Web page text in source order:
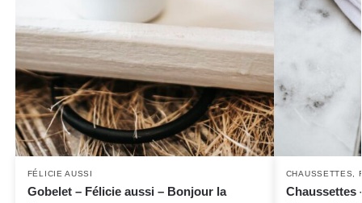
FÉLICIE AUSSI
Gobelet – Félicie aussi – Bonjour la
CHAUSSETTES
Chaussettes